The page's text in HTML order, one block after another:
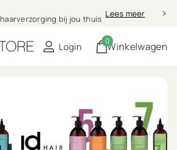
haarverzorging bij jou thuis Lees meer
Login Winkelwagen
0